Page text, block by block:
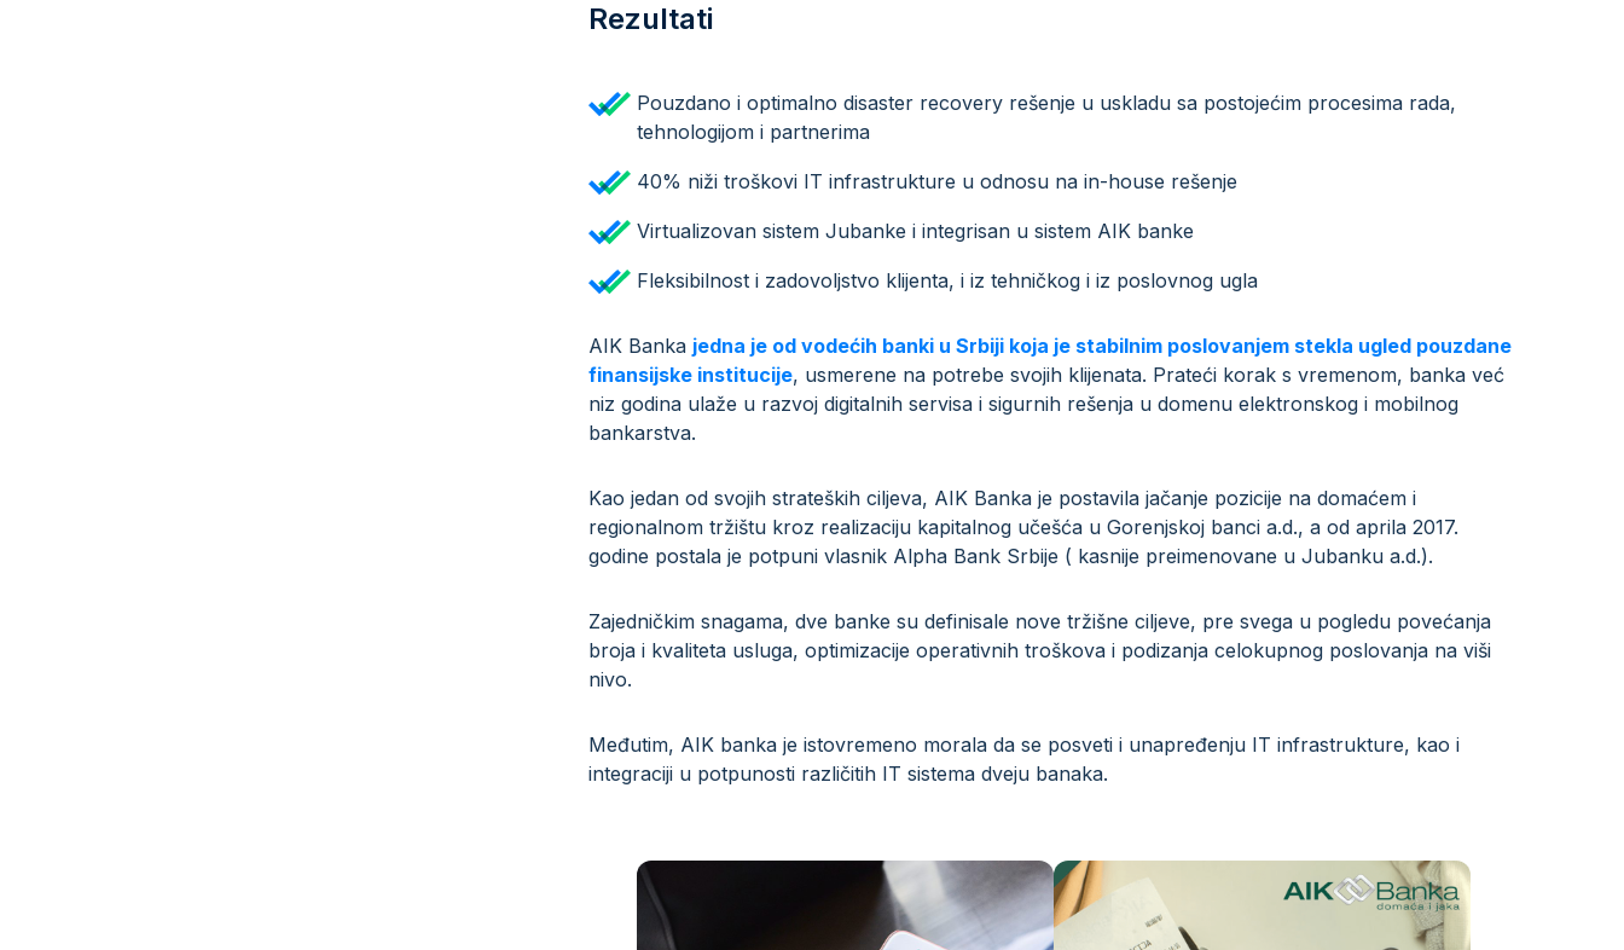
Rezultati
Pouzdano i optimalno disaster recovery rešenje u uskladu sa postojećim procesima rada,
tehnologijom i partnerima
40% niži troškovi IT infrastrukture u odnosu na in-house rešenje
Virtualizovan sistem Jubanke i integrisan u sistem AIK banke
Fleksibilnost i zadovoljstvo klijenta, i iz tehničkog i iz poslovnog ugla
AIK Banka jedna je od vodećih banki u Srbiji koja je stabilnim poslovanjem stekla ugled pouzdane
finansijske institucije, usmerene na potrebe svojih klijenata. Prateći korak s vremenom, banka već
niz godina ulaže u razvoj digitalnih servisa i sigurnih rešenja u domenu elektronskog i mobilnog
bankarstva.
Kao jedan od svojih strateških ciljeva, AIK Banka je postavila jačanje pozicije na domaćem i
regionalnom tržištu kroz realizaciju kapitalnog učešća u Gorenjskoj banci a.d., a od aprila 2017.
godine postala je potpuni vlasnik Alpha Bank Srbije ( kasnije preimenovane u Jubanku a.d.).
Zajedničkim snagama, dve banke su definisale nove tržišne ciljeve, pre svega u pogledu povećanja
broja i kvaliteta usluga, optimizacije operativnih troškova i podizanja celokupnog poslovanja na viši
nivo.
Međutim, AIK banka je istovremeno morala da se posveti i unapređenju IT infrastrukture, kao i
integraciji u potpunosti različitih IT sistema dveju banaka.